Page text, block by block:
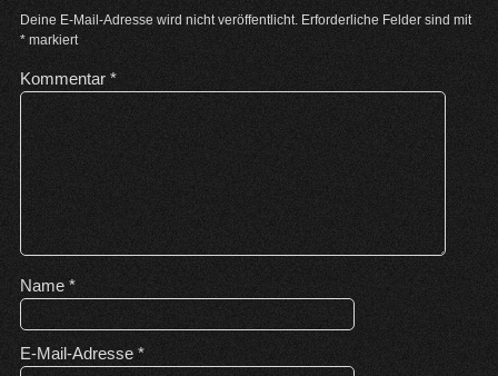
Deine E-Mail-Adresse wird nicht veröffentlicht. Erforderliche Felder sind mit
*markiert
Kommentar *
Name *
E-Mail-Adresse *